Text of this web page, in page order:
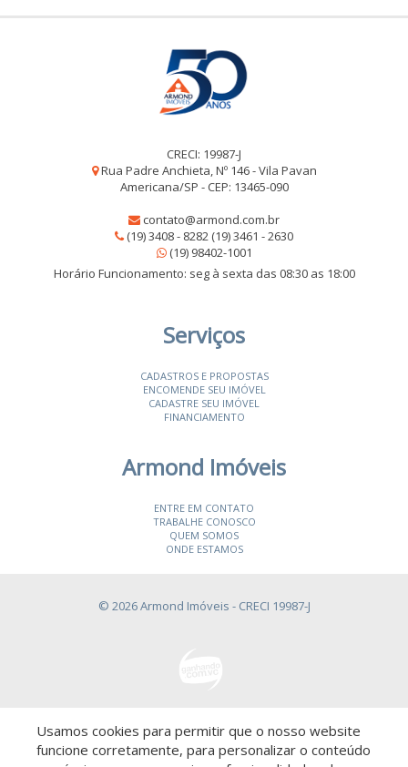
CRECI: 19987-J
Rua Padre Anchieta, Nº 146 - Vila Pavan
Americana/SP - CEP: 13465-090
contato@armond.com.br
(19) 3408 - 8282 (19) 3461 - 2630
(19) 98402-1001
Horário Funcionamento: seg à sexta das 08:30 as 18:00
Serviços
CADASTROS E PROPOSTAS
ENCOMENDE SEU IMÓVEL
CADASTRE SEU IMÓVEL
FINANCIAMENTO
Armond Imóveis
ENTRE EM CONTATO
TRABALHE CONOSCO
QUEM SOMOS
ONDE ESTAMOS
© 2026 Armond Imóveis - CRECI 19987-J
Descomplicado por:
Usamos cookies para permitir que o nosso website
funcione corretamente, para personalizar o conteúdo